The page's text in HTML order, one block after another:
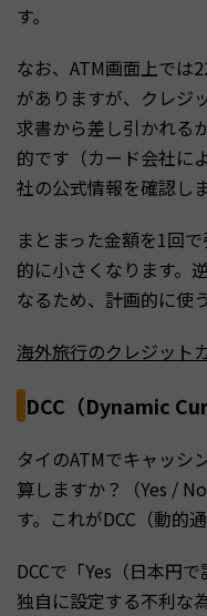
す。
なお、ATM画面上では
がありますが、クレジ
求書から差し引かれる
的です（カード会社に
社の公式情報を確認し
まとまった金額を1回
的に小さくなります。
なるため、計画的に使
海外旅行のクレジット
DCC（Dynamic
タイのATMでキャッシ
算しますか？（Yes /
す。これがDCC（動的
DCCで「Yes（日本円
独自に設定する不利な